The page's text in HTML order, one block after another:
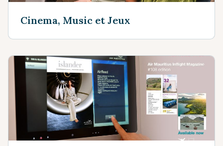
Cinema, Music et Jeux